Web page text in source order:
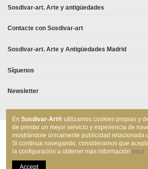
Sosdivar-art. Arte y antigüedades
Contacte con Sosdivar-art
Sosdivar-art. Arte y Antigüedades Madrid
Síguenos
Newsletter
SOSDIVAR, S.L. 2021 © Todos los
En Sosdivar-Art® utilizamos cookies propias y
de prestar un mejor servicio y experiencia de
mostrándole únicamente publicidad relacionada
Si continua navegando, consideramos que
la configuración u obtener más información aquí.
Accept